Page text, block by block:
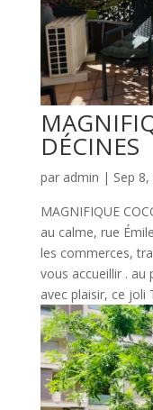
DÉCINES
par admin | Sep
MAGNIFIQUE
au calme, rue
les commerces,
vous accueillir . au
avec plaisir, ce joli